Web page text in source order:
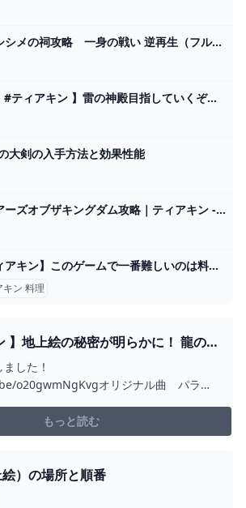
【ティアキン】イシシメの祠攻略 一身の戦い 逆再生（フルテロップ） - YouTube
【 #ゼルダの伝説 #ティアキン 】雷の神殿目指していくぞ～！さすがにルージュは使えるよね？#26 【 #個人Vtuber / #夢乃ねる】ゼルダの伝説 ティアーズ オブ ザ キングダム - YouTube
大剣の入手方法と効果性能
ゼルダの伝説ティアーズオブザキングダム攻略｜ティアキン - アルテマ
【ティアキン】このゲームで一番難しいのは料理だよな【ティアーズオブザキングダム】 ゼルダの伝説ティアーズオブザキングダム(ティアキン)攻略まとめ-コログ速報
キン 料理
】地上絵の秘密が明らかに！ 龍の
の伝説ティアーズオブキングダム
花叉クロヱ】 - YOUTUBE
した！
o20gwmNgKvgオリジナル曲 パララ
ParalyzeMVはこちら
watch?v=rFbJlErkcGwめちょ
もっと読む
）の場所と順番